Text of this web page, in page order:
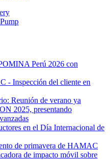
Perú 2026 con
- Inspección del cliente en
Reunión de verano ya
2025, presentando
en el Día Internacional de
de primavera de HAMAC
de impacto móvil sobre